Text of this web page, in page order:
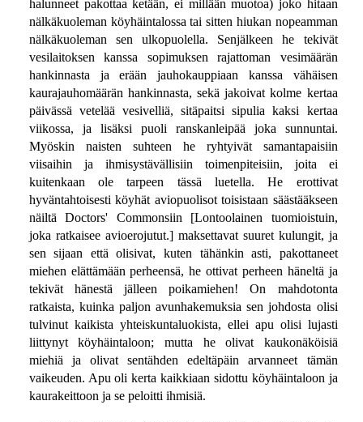
halunneet pakottaa ketään, ei millään muotoa) joko hitaan
nälkäkuoleman köyhäintalossa tai sitten hiukan nopeamman
nälkäkuoleman sen ulkopuolella. Senjälkeen he tekivät
vesilaitoksen kanssa sopimuksen rajattoman vesimäärän
hankinnasta ja erään jauhokauppiaan kanssa vähäisen
kaurajauhomäärän hankinnasta, sekä jakoivat kolme kertaa
päivässä vetelää vesivelliä, sitäpaitsi sipulia kaksi kertaa
viikossa, ja lisäksi puoli ranskanleipää joka sunnuntai.
Myöskin naisten suhteen he ryhtyivät samantapaisiin
viisaihin ja ihmisystävällisiin toimenpiteisiin, joita ei
kuitenkaan ole tarpeen tässä luetella. He erottivat
hyväntahtoisesti köyhät aviopuolisot toisistaan säästääkseen
näiltä Doctors' Commonsiin [Lontoolainen tuomioistuin,
joka ratkaisee avioerojutut.] maksettavat suuret kulungit, ja
sen sijaan että olisivat, kuten tähänkin asti, pakottaneet
miehen elättämään perheensä, he ottivat perheen häneltä ja
tekivät hänestä jälleen poikamiehen! On mahdotonta
ratkaista, kuinka paljon avunhakemuksia sen johdosta olisi
tulvinut kaikista yhteiskuntaluokista, ellei apu olisi lujasti
liittynyt köyhäintaloon; mutta he olivat kaukonäköisiä
miehiä ja olivat sentähden edeltäpäin arvanneet tämän
vaikeuden. Apu oli kerta kaikkiaan sidottu köyhäintaloon ja
kaurakeittoon ja se peloitti ihmisiä.